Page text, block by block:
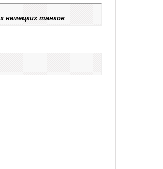
немецких танков